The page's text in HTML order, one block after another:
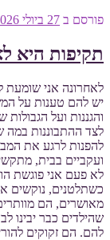
פורסם ב 27 ביולי 2026
תקיפות היא
לאחרונה אני שומעת
יש להם טענות על
והגננות ועל
לצד ההתבוננות במה
להפנות לרגע את
ועקביים בבית,
לא פעם אני פוגשת
כשתלטנים, נוקשים
מאושרים, הם
שהילדים כבר יבינו
להם. הם זקוקים